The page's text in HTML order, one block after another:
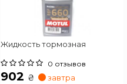
Жидкость тормозная
0 отзывов
902 ₴ завтра